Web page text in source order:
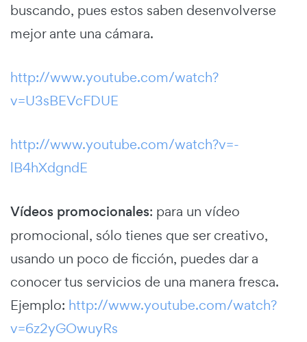
buscando, pues estos saben desenvolverse
mejor ante una cámara.
http://www.youtube.com/watch?
v=U3sBEVcFDUE
http://www.youtube.com/watch?v=-
lB4hXdgndE
Vídeos promocionales: para un vídeo
promocional, sólo tienes que ser creativo,
usando un poco de ficción, puedes dar a
conocer tus servicios de una manera fresca.
Ejemplo: http://www.youtube.com/watch?
v=6z2yGOwuyRs